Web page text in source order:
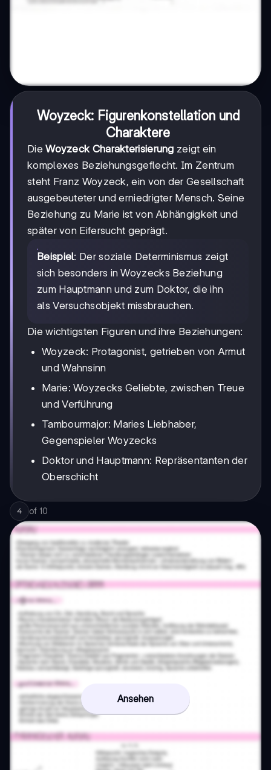
Woyzeck: Figurenkonstellation und
Charaktere
DieWoyzeck Charakterisierung zeigt ein
komplexes Beziehungsgeflecht. Im Zentrum
steht Franz Woyzeck, ein von der Gesellschaft
ausgebeuteter und erniedrigter Mensch. Seine
Beziehung zu Marie ist von Abhängigkeit und
später von Eifersucht geprägt.
Beispiel: Der soziale Determinismus zeigt
sich besonders in Woyzecks Beziehung
zum Hauptmann und zum Doktor, die ihn
als Versuchsobjekt missbrauchen.
Die wichtigsten Figuren und ihre Beziehungen:
Woyzeck: Protagonist, getrieben von Armut
und Wahnsinn
Marie: Woyzecks Geliebte, zwischen Treue
und Verführung
Tambourmajor: Maries Liebhaber,
Gegenspieler Woyzecks
Doktor und Hauptmann: Repräsentanten der
Oberschicht
4 of 10
Ansehen